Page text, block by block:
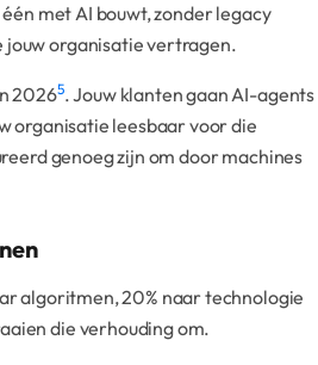
met AI bouwt, zonder legacy
jouw organisatie vertragen.
20265. Jouw klanten gaan AI-agents
organisatie leesbaar voor die
genoeg zijn om door machines
algoritmen, 20% naar technologie
die verhouding om.